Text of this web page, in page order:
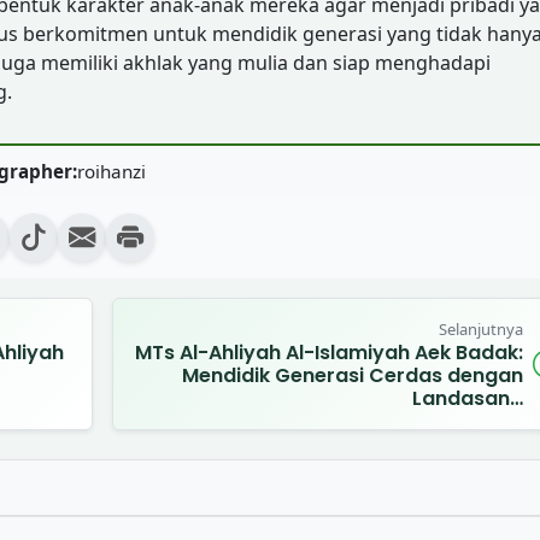
berkomitmen untuk mendidik generasi yang tidak hanya
memiliki akhlak yang mulia dan siap menghadapi
roihanzi
Selanjutnya
MTs Al-Ahliyah Al-Islamiyah Aek Badak:
Mendidik Generasi Cerdas dengan
Landasan…